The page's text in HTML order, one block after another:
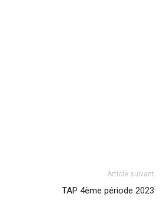
Article suivant
TAP 4ème période 2023